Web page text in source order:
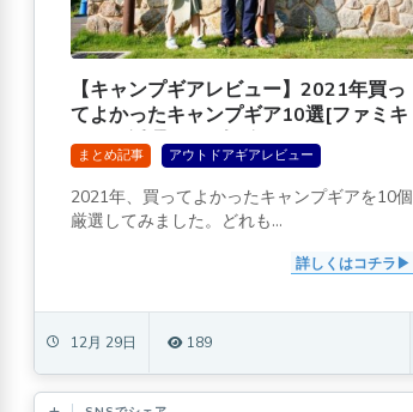
【キャンプギアレビュー】2021年買っ
てよかったキャンプギア10選[ファミキ
ャンで活躍する1人2役ツールも]
まとめ記事 アウトドアギアレビュー
2021年、買ってよかったキャンプギアを10個
厳選してみました。どれも...
詳しくはコチラ
12月 29日 189